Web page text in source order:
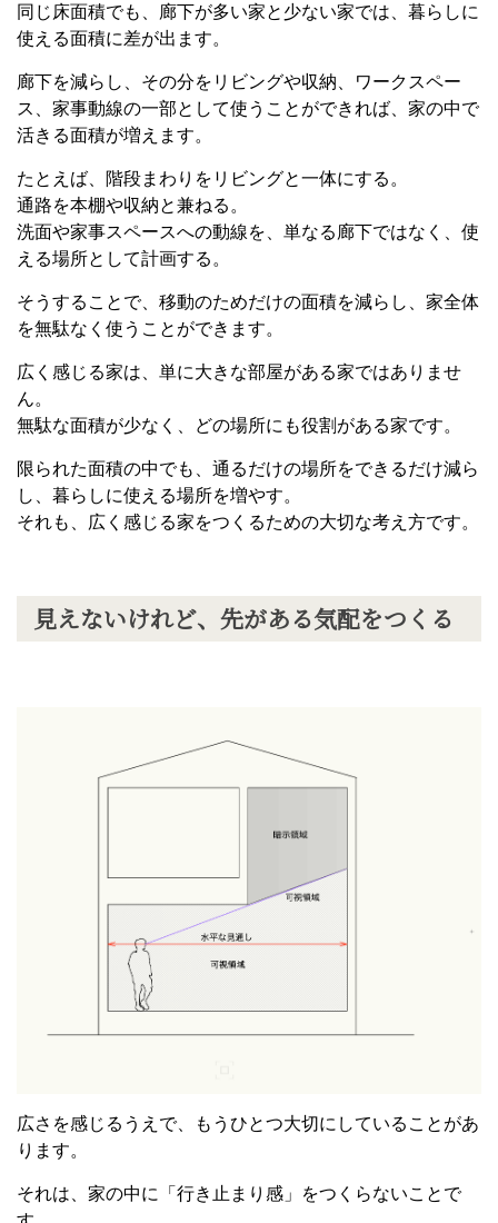
同じ床面積でも、廊下が多い家と少ない家では、暮らしに
使える面積に差が出ます。
廊下を減らし、その分をリビングや収納、ワークスペー
ス、家事動線の一部として使うことができれば、家の中で
活きる面積が増えます。
たとえば、階段まわりをリビングと一体にする。
通路を本棚や収納と兼ねる。
洗面や家事スペースへの動線を、単なる廊下ではなく、使
える場所として計画する。
そうすることで、移動のためだけの面積を減らし、家全体
を無駄なく使うことができます。
広く感じる家は、単に大きな部屋がある家ではありませ
ん。
無駄な面積が少なく、どの場所にも役割がある家です。
限られた面積の中でも、通るだけの場所をできるだけ減ら
し、暮らしに使える場所を増やす。
それも、広く感じる家をつくるための大切な考え方です。
見えないけれど、先がある気配をつくる
広さを感じるうえで、もうひとつ大切にしていることがあ
ります。
それは、家の中に「行き止まり感」をつくらないことで